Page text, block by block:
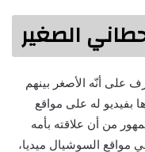
الصغير
على أنّه الأصغر بينهم
بفيديو له على مواقع
من أن علاقته بأمه
مواقع السوشيال ميديا،